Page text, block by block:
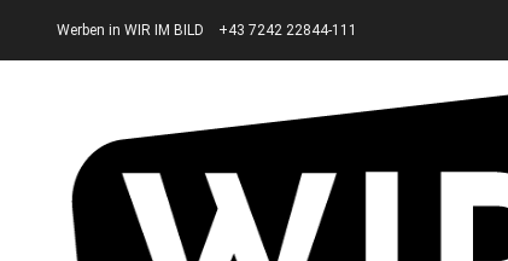
Werben in WIR IM BILD +43 7242 22844-111